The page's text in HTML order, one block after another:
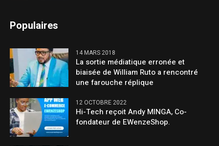
Populaires
14 MARS 2018
La sortie médiatique erronée et
biaisée de William Ruto a rencontré
une farouche réplique
12 OCTOBRE 2022
Hi-Tech reçoit Andy MINGA, Co-
fondateur de EWenzeShop.